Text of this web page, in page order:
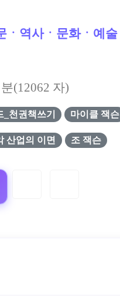
ㆍ역사ㆍ문화ㆍ예술
분(12062 자)
_천권책쓰기 마이클 잭슨
산업의 이면 조 잭슨